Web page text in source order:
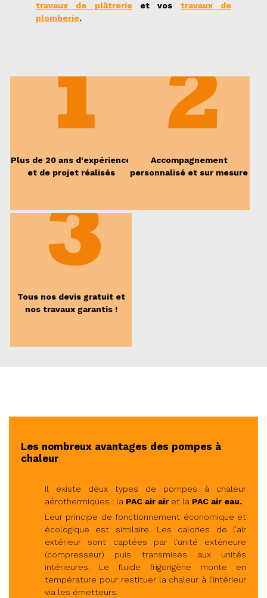
travaux de plâtrerieet vos travaux de
plomberie.
Plus de 20 ans d'expérience
et de projet réalisés
Accompagnement
personnalisé et sur mesure
Tous nos devis gratuit et
nos travaux garantis !
Les nombreux avantages des pompes à
chaleur
Il existe deux types de pompes à chaleur
aérothermiques : la PAC air air et la PAC air eau.
Leur principe de fonctionnement économique et
écologique est similaire. Les calories de l’air
extérieur sont captées par l’unité extérieure
(compresseur) puis transmises aux unités
intérieures. Le fluide frigorigène monte en
température pour restituer la chaleur à l’intérieur
via les émetteurs.